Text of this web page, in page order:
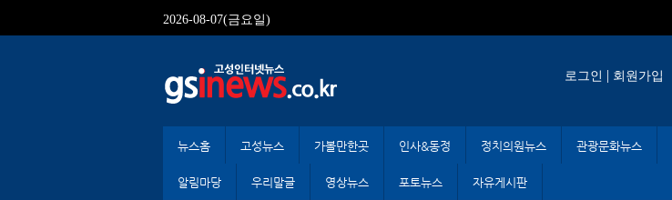
2026-08-07(금요일)
로그인 | 회원가입
뉴스홈 고성뉴스 가볼만한곳 인사&동정 정치의원뉴스 관광문화뉴스
알림마당 우리말글 영상뉴스 포토뉴스 자유게시판